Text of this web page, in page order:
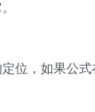
位，如果公